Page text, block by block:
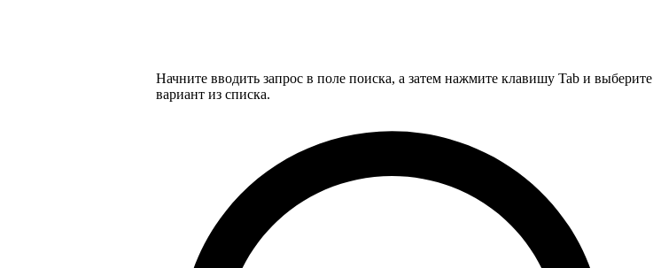
Начните вводить запрос в поле поиска, а затем нажмите клавишу Tab и выберите
вариант из списка.